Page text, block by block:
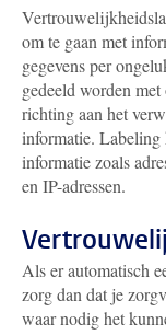
om te gaan met
gegevens per
gedeeld worden
richting aan het
informatie. Labeling
informatie zoals
en IP-adressen.
Als er automatisch
zorg dan dat je
waar nodig het